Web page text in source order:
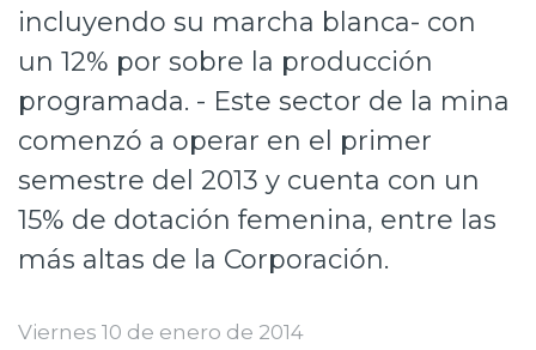
Proveedores
Acceso trabajadores/as
incluyendo su marcha blanca- con
un 12% por sobre la producción
programada. - Este sector de la mina
comenzó a operar en el primer
semestre del 2013 y cuenta con un
15% de dotación femenina, entre las
más altas de la Corporación.
Viernes 10 de enero de 2014